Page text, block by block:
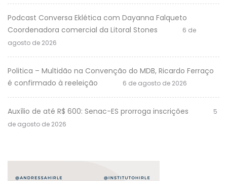
Podcast Conversa Eklética com Dayanna Falqueto
Coordenadora comercial da Litoral Stones
6 de
agosto de 2026
Politica – Multidão na Convenção do MDB, Ricardo Ferraço
é confirmado à reeleição
6 de agosto de 2026
Auxílio de até R$ 600: Senac-ES prorroga inscrições
5
de agosto de 2026